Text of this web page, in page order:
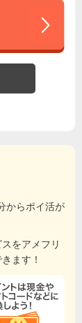
からポイ活が
をアメフリ
ます！